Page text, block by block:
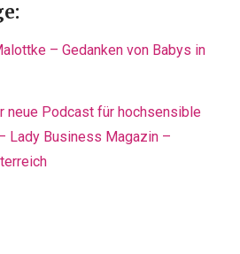
– Gedanken von Babys in
neue Podcast für hochsensible
Lady Business Magazin –